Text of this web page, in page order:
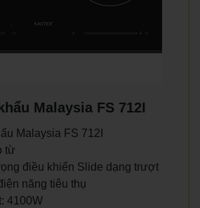
Malaysia FS 712I
Malaysia FS 712I
từ
điều khiển Slide dạng trượt
năng tiêu thụ
4100W